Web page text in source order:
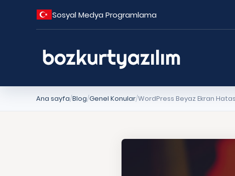
Sosyal Medya Programlama
Ana sayfa Blog Genel Konular WordPress Beyaz Ekran